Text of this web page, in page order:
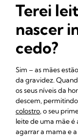
Terei
nascer
cedo?
Sim – as mães
da gravidez.
os seus níveis da
descem,
colostro, o seu
leite de uma mãe
agarrar a mama e